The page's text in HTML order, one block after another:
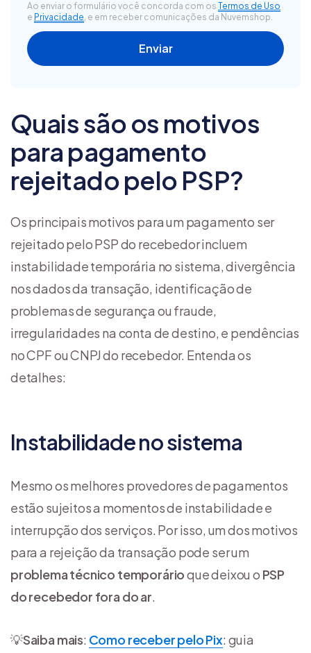
Ao enviar o formulário você concorda com os Termos de Uso
e Privacidade, e em receber comunicações da Nuvemshop.
Quais são os motivos
para pagamento
rejeitado pelo PSP?
Os principais motivos para um pagamento ser
rejeitado pelo PSP do recebedor incluem
instabilidade temporária no sistema, divergência
nos dados da transação, identificação de
problemas de segurança ou fraude,
irregularidades na conta de destino, e pendências
no CPF ou CNPJ do recebedor. Entenda os
detalhes:
Instabilidade no sistema
Mesmo os melhores provedores de pagamentos
estão sujeitos a momentos de instabilidade e
interrupção dos serviços. Por isso, um dos motivos
para a rejeição da transação pode ser um
problema técnico temporárioque deixou o PSP
do recebedor fora do ar.
💡Saiba mais: Como receber pelo Pix: guia